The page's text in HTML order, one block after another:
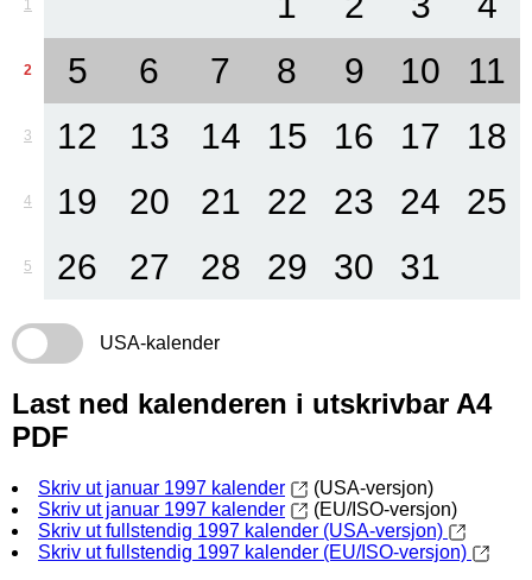
1
2 5 6 7 8 9 10 11
3 12 13 14 15 16 17 18
4 19 20 21 22 23 24 25
5 26 27 28 29 30 31
USA-kalender
Last ned kalenderen i utskrivbar A4
PDF
Skriv ut januar 1997 kalender
(USA-versjon)
Skriv ut januar 1997 kalender
(EU/ISO-versjon)
Skriv ut fullstendig 1997 kalender (USA-versjon)
Skriv ut fullstendig 1997 kalender (EU/ISO-versjon)